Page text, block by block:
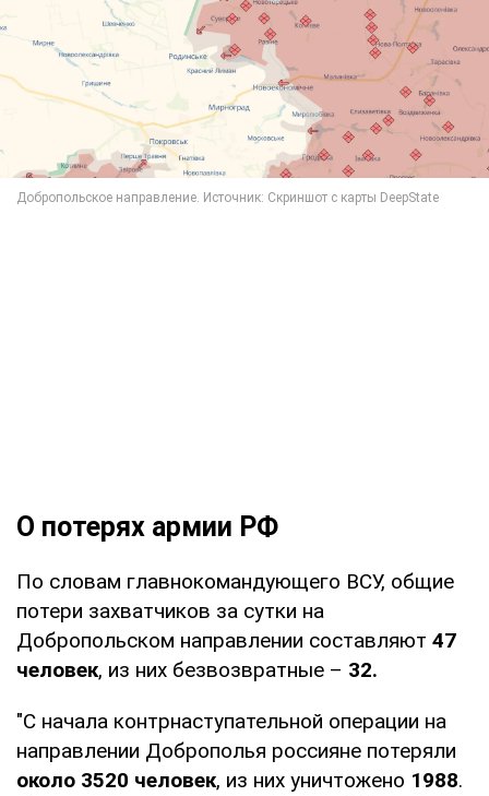
О потерях армии РФ
По словам главнокомандующего ВСУ, общие
потери захватчиков за сутки на
Добропольском направлении составляют 47
человек, из них безвозвратные – 32.
"С начала контрнаступательной операции на
направлении Доброполья россияне потеряли
около 3520 человек, из них уничтожено 1988.